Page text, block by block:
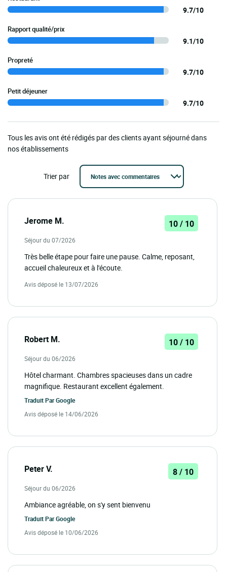
9.7/10
Rapport qualité/prix
9.1/10
Propreté
9.7/10
Petit déjeuner
9.7/10
Tous les avis ont été rédigés par des clients ayant séjourné dans
nos établissements
Trier par
Jerome M. 10 / 10
Séjour du 07/2026
Très belle étape pour faire une pause. Calme, reposant,
accueil chaleureux et à l'écoute.
Avis déposé le 13/07/2026
Robert M. 10 / 10
Séjour du 06/2026
Hôtel charmant. Chambres spacieuses dans un cadre
magnifique. Restaurant excellent également.
Traduit ParGoogle
Avis déposé le 14/06/2026
Peter V. 8 / 10
Séjour du 06/2026
Ambiance agréable, on s'y sent bienvenu
Traduit ParGoogle
Avis déposé le 10/06/2026